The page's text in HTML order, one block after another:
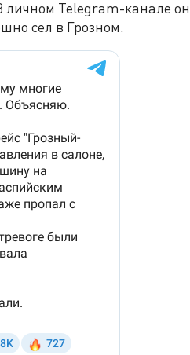
личном Telegram-канале он
сел в Грозном.